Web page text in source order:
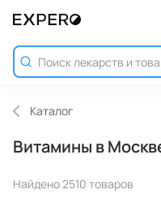
Каталог
Витамины в
Найдено 2510 товаров